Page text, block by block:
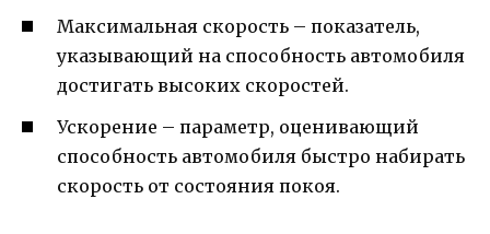
Максимальная скорость – показатель,
указывающий на способность автомобиля
достигать высоких скоростей.
Ускорение – параметр, оценивающий
способность автомобиля быстро набирать
скорость от состояния покоя.